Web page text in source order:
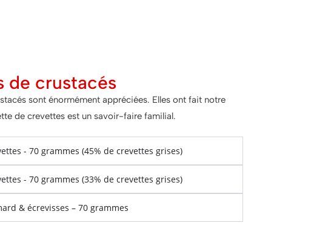
de crustacés
sont énormément appréciées. Elles ont fait notre
de crevettes est un savoir-faire familial.
- 70 grammes (45% de crevettes grises)
- 70 grammes (33% de crevettes grises)
& écrevisses – 70 grammes